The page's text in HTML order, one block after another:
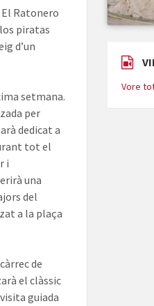
El Ratonero
piratas
d’un
setmana.
per
dedicat a
tot el
i
una
del
a la plaça
de
el clàssic
guiada
Vore